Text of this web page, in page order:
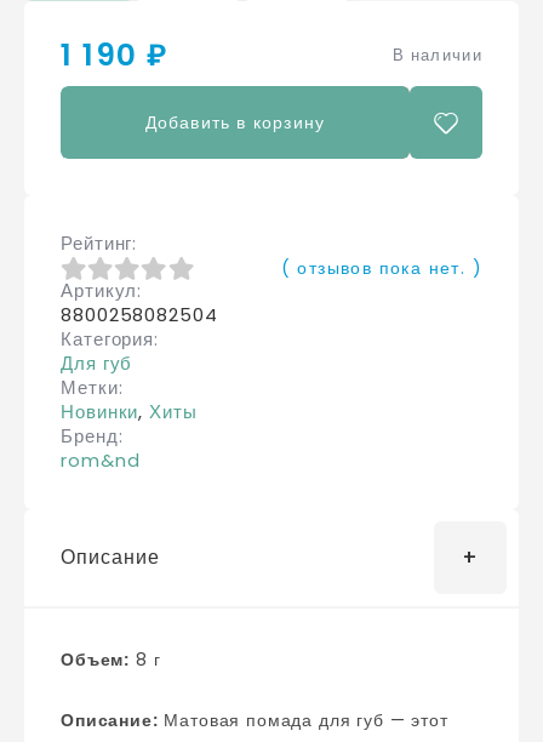
1 190 ₽ В наличии
Добавить в корзину
Рейтинг
0из 5
( отзывов пока нет. )
Артикул
8800258082504
Категория
Для губ
Метки
Новинки,Хиты
Бренд
rom&nd
Описание
Объем: 8 г
Описание: